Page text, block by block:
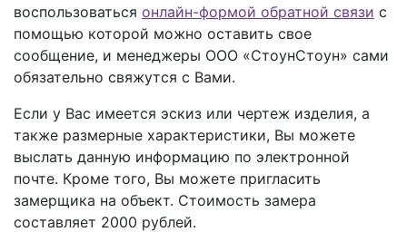
воспользоваться онлайн-формой обратной связи с
помощью которой можно оставить свое
сообщение, и менеджеры ООО «СтоунСтоун» сами
обязательно свяжутся с Вами.
Если у Вас имеется эскиз или чертеж изделия, а
также размерные характеристики, Вы можете
выслать данную информацию по электронной
почте. Кроме того, Вы можете пригласить
замерщика на объект. Стоимость замера
составляет 2000 рублей.